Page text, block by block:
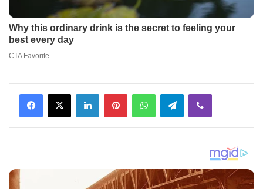
Facebook
X LinkedInPinterestWhatsAppTelegramViber